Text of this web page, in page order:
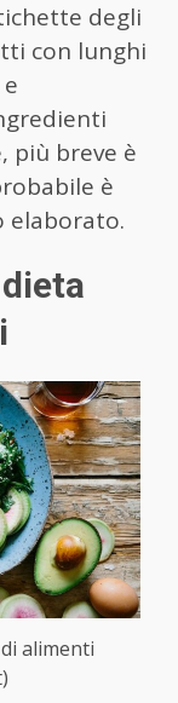
degli
con lunghi
più breve è
è
elaborato.
alimenti